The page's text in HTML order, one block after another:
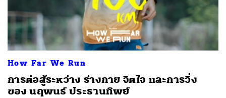
How Far We Run
การต่อสู้ระหว่าง ร่างกาย จิตใจ และการวิ่ง
ของ นฤพนธ์ ประธานทิพย์